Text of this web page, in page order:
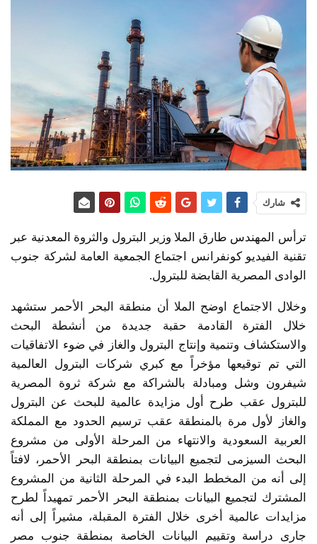
شارك
ترأس المهندس طارق الملا وزير البترول والثروة المعدنية عبر
تقنية الفيديو كونفرانس اجتماع الجمعية العامة لشركة جنوب
الوادى المصرية القابضة للبترول.
وخلال الاجتماع اوضح الملا أن منطقة البحر الأحمر ستشهد
خلال الفترة القادمة حقبة جديدة من أنشطة البحث
والاستكشاف وتنمية وإنتاج البترول والغاز في ضوء الاتفاقيات
التي تم توقيعها مؤخراً مع كبري شركات البترول العالمية
شيفرون وشل ومبادلة بالشراكة مع شركة ثروة المصرية
للبترول عقب طرح أول مزايدة عالمية للبحث عن البترول
والغاز لأول مرة بالمنطقة عقب ترسيم الحدود مع المملكة
العربية السعودية والانتهاء من المرحلة الأولى من مشروع
البحث السيزمى لتجميع البيانات بمنطقة البحر الأحمر، لافتاً
إلى أنه من المخطط البدء في المرحلة الثانية من المشروع
المشترك لتجميع البيانات بمنطقة البحر الأحمر تمهيداً لطرح
مزايدات عالمية أخرى خلال الفترة المقبلة، مشيراً إلى أنه
جارى دراسة وتقييم البيانات الخاصة بمنطقة جنوب مصر